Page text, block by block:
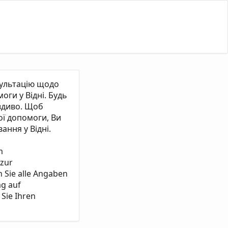
щодо
у Відні. Будь
Щоб
допомоги, Ви
у Відні.
alle Angaben
auf
Ihren